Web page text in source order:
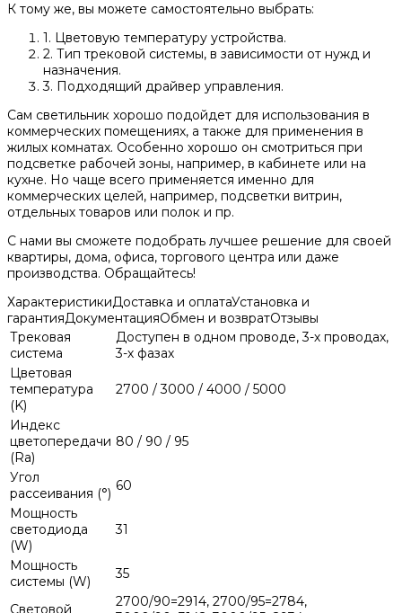
К тому же, вы можете самостоятельно выбрать:
1. Цветовую температуру устройства.
2. Тип трековой системы, в зависимости от нужд и
назначения.
3. Подходящий драйвер управления.
Сам светильник хорошо подойдет для использования в
коммерческих помещениях, а также для применения в
жилых комнатах. Особенно хорошо он смотриться при
подсветке рабочей зоны, например, в кабинете или на
кухне. Но чаще всего применяется именно для
коммерческих целей, например, подсветки витрин,
отдельных товаров или полок и пр.
С нами вы сможете подобрать лучшее решение для своей
квартиры, дома, офиса, торгового центра или даже
производства. Обращайтесь!
ХарактеристикиДоставка и оплатаУстановка и
гарантияДокументацияОбмен и возвратОтзывы
Трековая
система
Доступен в одном проводе, 3-х проводах,
3-х фазах
Цветовая
температура
(K)
2700 / 3000 / 4000 / 5000
Индекс
цветопередачи
(Ra)
80 / 90 / 95
Угол
рассеивания (°) 60
Мощность
светодиода
(W)
31
Мощность
системы (W)
35
Световой
2700/90=2914, 2700/95=2784,